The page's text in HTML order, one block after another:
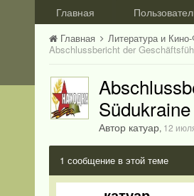
Главная
Главная Литература и
Автор катуар, 12
1 сообщение в этой теме